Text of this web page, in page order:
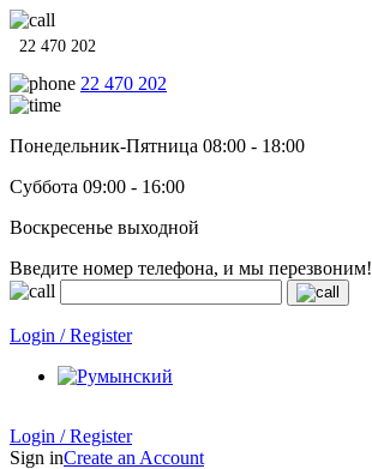
22 470 202
22 470 202
Понедельник-Пятница 08:00 - 18:00
Суббота 09:00 - 16:00
Воскресенье выходной
Введите номер телефона, и мы перезвоним!
Login / Register
Login / Register
Sign inCreate an Account